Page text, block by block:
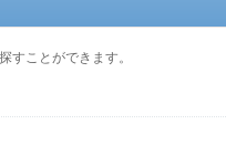
すことができます。